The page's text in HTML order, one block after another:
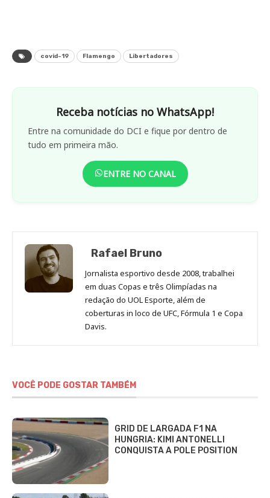
covid-19 Flamengo Libertadores
Receba notícias no WhatsApp!
Entre na comunidade do DCI e fique por dentro de
tudo em primeira mão.
ENTRE NO CANAL
Rafael Bruno
Jornalista esportivo desde 2008, trabalhei
em duas Copas e três Olimpíadas na
redação do UOL Esporte, além de
coberturas in loco de UFC, Fórmula 1 e Copa
Davis.
VOCÊ PODE GOSTAR TAMBÉM
GRID DE LARGADA F1 NA
HUNGRIA: KIMI ANTONELLI
CONQUISTA A POLE POSITION